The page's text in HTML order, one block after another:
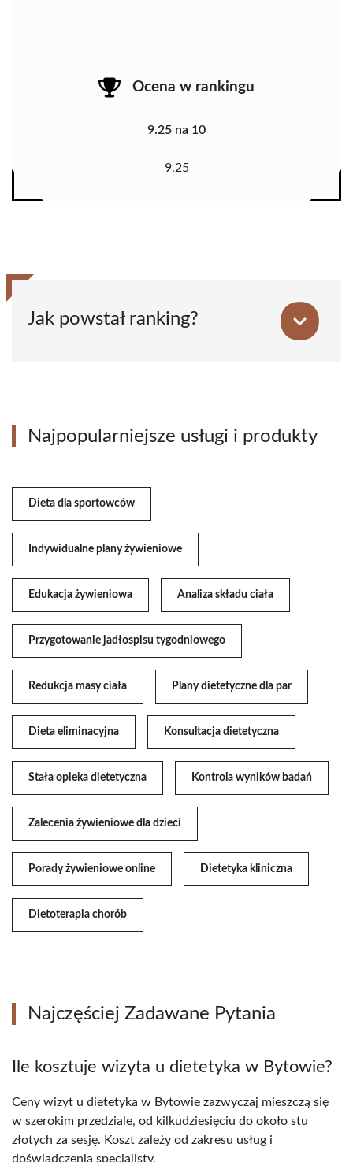
Ocena w rankingu
9.25 na 10
9.25
Jak powstał ranking?
Najpopularniejsze usługi i produkty
Dieta dla sportowców
Indywidualne plany żywieniowe
Edukacja żywieniowa Analiza składu ciała
Przygotowanie jadłospisu tygodniowego
Redukcja masy ciała Plany dietetyczne dla par
Dieta eliminacyjna Konsultacja dietetyczna
Stała opieka dietetyczna Kontrola wyników badań
Zalecenia żywieniowe dla dzieci
Porady żywieniowe online Dietetyka kliniczna
Dietoterapia chorób
Najczęściej Zadawane Pytania
Ile kosztuje wizyta u dietetyka w Bytowie?
Ceny wizyt u dietetyka w Bytowie zazwyczaj mieszczą się
w szerokim przedziale, od kilkudziesięciu do około stu
złotych za sesję. Koszt zależy od zakresu usług i
doświadczenia specjalisty.